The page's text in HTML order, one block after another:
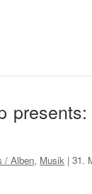
/ Alben, Musik |31.